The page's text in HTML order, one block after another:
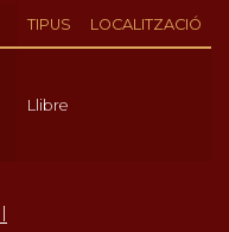
TIPUS LOCALITZACIÓ
Llibre